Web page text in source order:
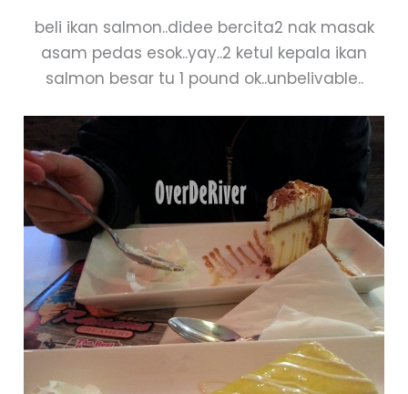
beli ikan salmon..didee bercita2 nak masak
asam pedas esok..yay..2 ketul kepala ikan
salmon besar tu 1 pound ok..unbelivable..